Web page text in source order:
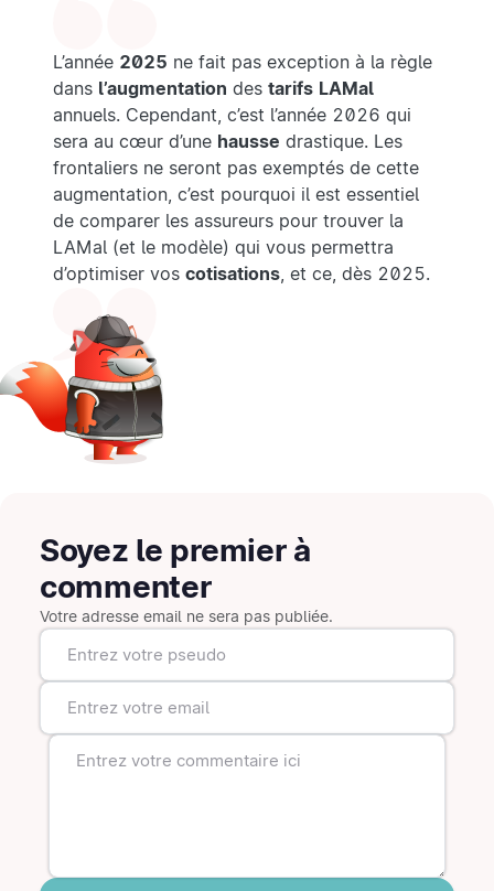
L’année 2025 ne fait pas exception à la règle
dans l’augmentation des tarifs LAMal
annuels. Cependant, c’est l’année 2026 qui
sera au cœur d’une hausse drastique. Les
frontaliers ne seront pas exemptés de cette
augmentation, c’est pourquoi il est essentiel
de comparer les assureurs pour trouver la
LAMal (et le modèle) qui vous permettra
d’optimiser vos cotisations , et ce, dès 2025.
Soyez le premier à
commenter
Votre adresse email ne sera pas publiée.